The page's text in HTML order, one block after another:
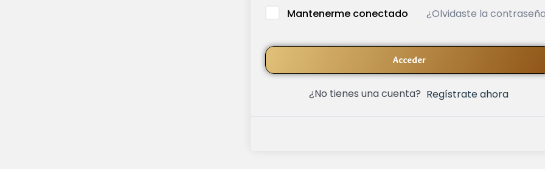
Mantenerme conectado ¿Olvidaste la
Acceder
¿No tienes una cuenta? Regístrate ahora